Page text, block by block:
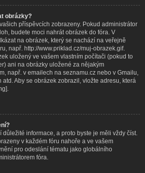
obrázky?
příspěvcích zobrazeny. Pokud administrátor
budete moci nahrát obrázek do fóra. V
na obrázek, který se nachází na veřejně
např. http://www.priklad.cz/muj-obrazek.gif.
uložený ve vašem vlastním počítači (pokud to
ani na obrázky uložené za nějakým
např. v emailech na seznamu.cz nebo v Gmailu,
Aby se obrázek zobrazil, vložte adresu, která
informace, a proto byste je měli vždy číst.
v každém fóru nahoře a ve vašem
pro odeslání tématu jako globálního
fóra.